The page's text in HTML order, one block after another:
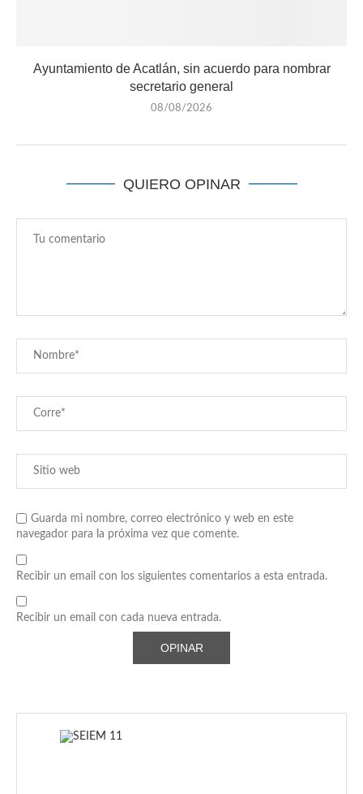
Ayuntamiento de Acatlán, sin acuerdo para nombrar
secretario general
08/08/2026
QUIERO OPINAR
Guarda mi nombre, correo electrónico y web en este
navegador para la próxima vez que comente.
Recibir un email con los siguientes comentarios a esta entrada.
Recibir un email con cada nueva entrada.